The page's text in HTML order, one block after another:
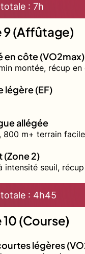
: 7h
9 (Affûtage)
en côte (VO2max)
montée, récup en
légère (EF)
allégée
800 m+ terrain
(Zone 2)
intensité seuil,
: 4h45
(Course)
légères